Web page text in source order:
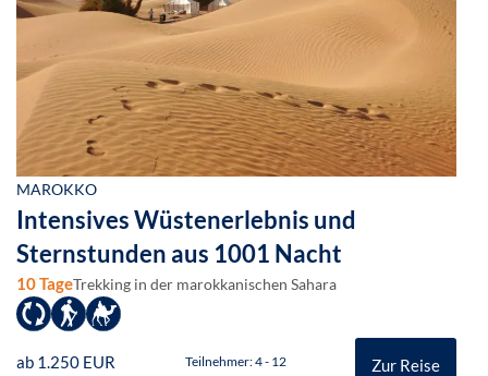
MAROKKO
Intensives Wüstenerlebnis und
Sternstunden aus 1001 Nacht
10 TageTrekking in der marokkanischen Sahara
ab 1.250 EUR Teilnehmer: 4 - 12 Zur Reise